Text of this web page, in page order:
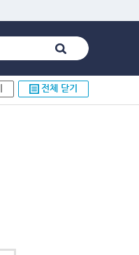
전체 닫기